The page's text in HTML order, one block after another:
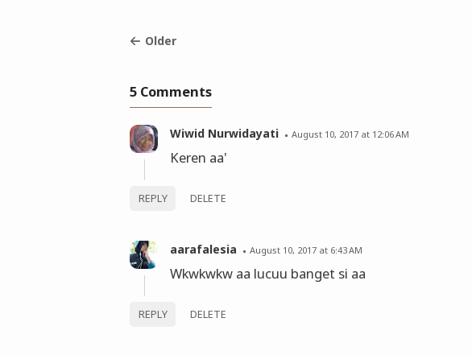
Older
5 Comments
Wiwid Nurwidayati August 10, 2017 at 12:06 AM
Keren aa'
REPLY DELETE
aarafalesia August 10, 2017 at 6:43 AM
Wkwkwkw aa lucuu banget si aa
REPLY DELETE